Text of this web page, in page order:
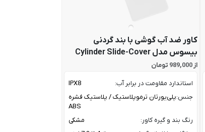
کاور ضد آب گوشی با بند گردنی
بیسوس مدل Cylinder Slide-Cover
از 989,000 تومان
استاندارد مقاومت در برابر آب:
IPX8
جنس:پلی‌یورتان ترموپلاستیک / پلاستیک فشره
ABS
رنگ بند و گیره کاور:
مشکی